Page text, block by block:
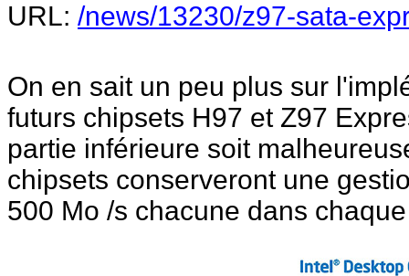
URL: /news/13230/z97-sata-
On en sait un peu plus sur
futurs chipsets H97 et Z97
partie inférieure soit
chipsets conserveront une
500 Mo /s chacune dans